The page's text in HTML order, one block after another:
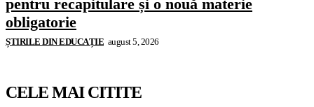
pentru recapitulare și o nouă materie
obligatorie
ȘTIRILE DIN EDUCAȚIE august 5, 2026
CELE MAI CITITE